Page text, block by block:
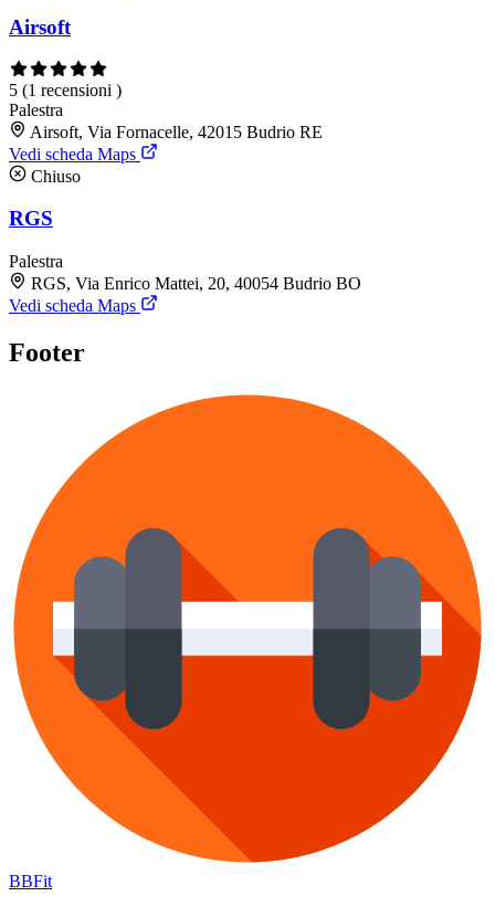
Airsoft
5 (1 recensioni )
Palestra
Airsoft, Via Fornacelle, 42015 Budrio RE
Vedi scheda Maps
Chiuso
RGS
Palestra
RGS, Via Enrico Mattei, 20, 40054 Budrio BO
Vedi scheda Maps
Footer
BBFit